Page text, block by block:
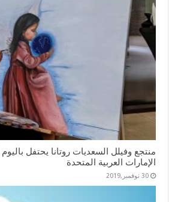
الإمارات العربية المتحدة
30 نوفمبر,2019